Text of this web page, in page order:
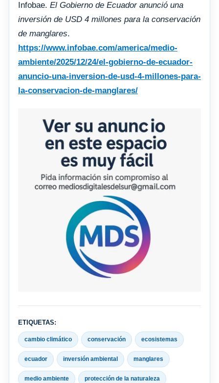
Infobae. El Gobierno de Ecuador anunció una
inversión de USD 4 millones para la conservación
de manglares.
https://www.infobae.com/america/medio-
ambiente/2025/12/24/el-gobierno-de-ecuador-
anuncio-una-inversion-de-usd-4-millones-para-
la-conservacion-de-manglares/
ETIQUETAS:
cambio climático conservación ecosistemas
ecuador inversión ambiental manglares
medio ambiente protección de la naturaleza